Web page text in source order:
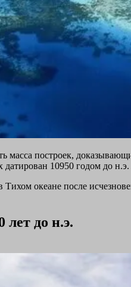
масса построек,
10950 годом до н.э.
океане после
до н.э.